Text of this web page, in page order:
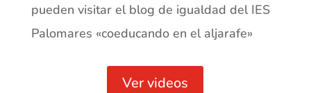
pueden visitar el blog de igualdad del IES
Palomares «coeducando en el aljarafe»
Ver videos